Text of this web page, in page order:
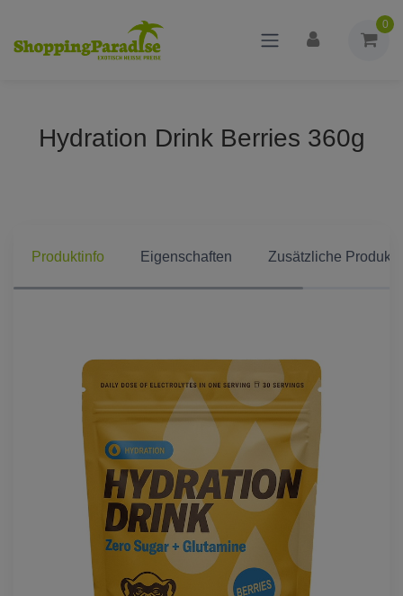
0
Hydration Drink Berries 360g
Produktinfo Eigenschaften Zusätzliche